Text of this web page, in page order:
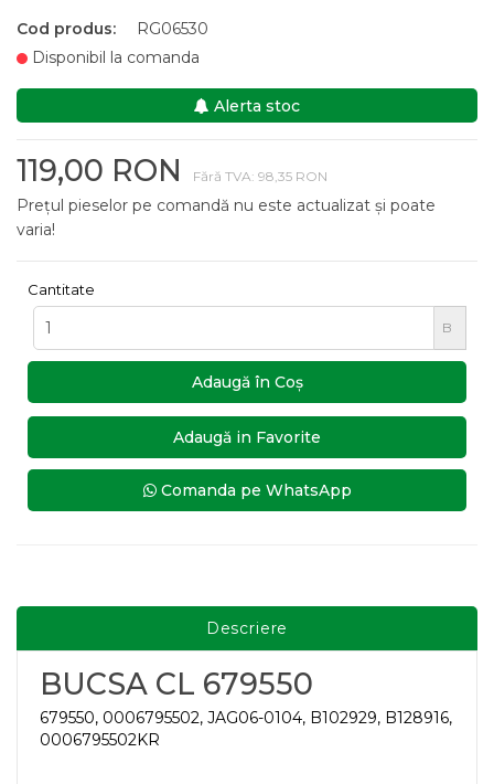
Cod produs:
RG06530
Disponibil la comanda
Alerta stoc
119,00 RON Fără TVA: 98,35 RON
Prețul pieselor pe comandă nu este actualizat și poate
varia!
Cantitate
B
Adaugă în Coş
Adaugă in Favorite
Comanda pe WhatsApp
Descriere
BUCSA CL 679550
679550, 0006795502, JAG06-0104, B102929, B128916,
0006795502KR